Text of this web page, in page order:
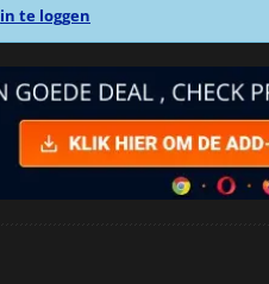
in te loggen